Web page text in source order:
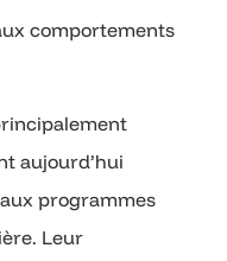
comportements
aujourd’hui
programmes
Leur